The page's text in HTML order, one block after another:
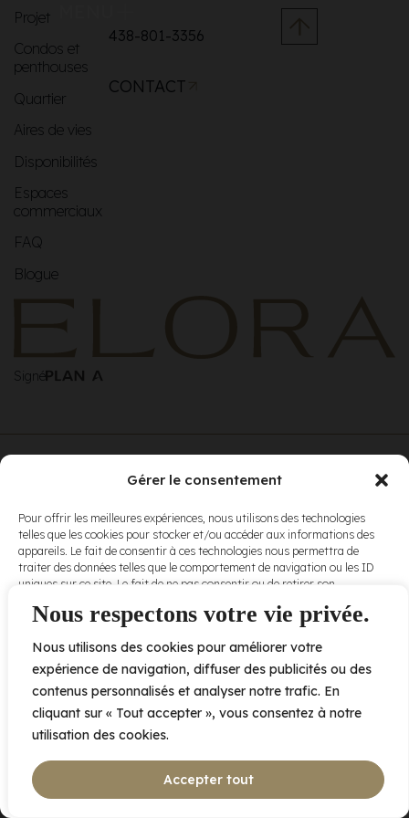
Nous respectons votre vie privée.
Nous utilisons des cookies pour améliorer votre
expérience de navigation, diffuser des publicités ou des
contenus personnalisés et analyser notre trafic. En
cliquant sur « Tout accepter », vous consentez à notre
utilisation des cookies.
Accepter tout
Gérer le consentement
Pour offrir les meilleures expériences, nous utilisons des technologies
telles que les cookies pour stocker et/ou accéder aux informations des
appareils. Le fait de consentir à ces technologies nous permettra de
traiter des données telles que le comportement de navigation ou les ID
uniques sur ce site. Le fait de ne pas consentir ou de retirer son
et fonctions.
Accepter
Refuser
Projet
Condos et
penthouses
Quartier
Aires de vies
Disponibilités
Espaces
commerciaux
FAQ
Blogue
438-801-3356
CONTACT
Signé
conditions
d’utilisationet
nospolitiques
de
confidentialité .
2005 av. de Bois-de-Boulogne, Laval QC H7N 0J7